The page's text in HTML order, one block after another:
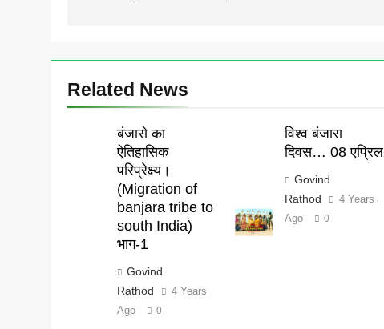
Related News
बंजारो का
ऐतिहासिक
परिप्रेक्ष्य।
(Migration of
banjara tribe to
south India)
भाग-1
Govind
Rathod
4 Years
Ago
0
विश्व बंजारा
दिवस… 08 एप्रिल
Govind
Rathod
4 Years
Ago
0